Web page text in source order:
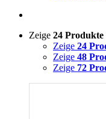
Zeige 24 Produkte
Zeige 24
Zeige 48
Zeige 72